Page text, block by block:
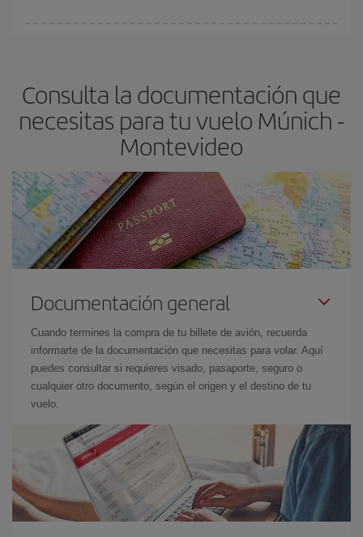
Consulta la documentación que
necesitas para tu vuelo Múnich -
Montevideo
Documentación general
Cuando termines la compra de tu billete de avión, recuerda
informarte de la documentación que necesitas para volar. Aquí
puedes consultar si requieres visado, pasaporte, seguro o
cualquier otro documento, según el origen y el destino de tu
vuelo.